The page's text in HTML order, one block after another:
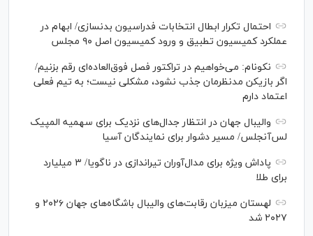
احتمال تکرار ابطال انتخابات فدراسیون بدنسازی/ ابهام در
عملکرد کمیسیون تطبیق و ورود کمیسیون اصل ۹۰ مجلس
نکونام: می‌خواهیم در تراکتور فصل فوق‌العاده‌ای رقم بزنیم/
اگر بازیکن مدنظرمان جذب نشود، مشکلی نیست؛ به تیم فعلی
اعتماد دارم
والیبال جهان در انتظار جدال‌های نزدیک برای سهمیه المپیک
لس‌آنجلس/ مسیر دشوار برای نمایندگان آسیا
پاداش ویژه برای مدال‌آوران تیراندازی در ناگویا/ ۳ میلیارد
برای طلا
لهستان میزبان رقابت‌های والیبال باشگاه‌های جهان ۲۰۲۶ و
۲۰۲۷ شد